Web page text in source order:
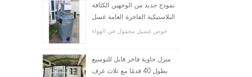
كهربائي.
نموذج جديد من الوجهين الكثافة
البلاستيكية الفاخرة العامة غسل
اليد حوض الحمام
حوض غسيل محمول في الهواء
منزل حاوية فاخر قابل للتوسيع
بطول 40 قدمًا مع ثلاث غرف